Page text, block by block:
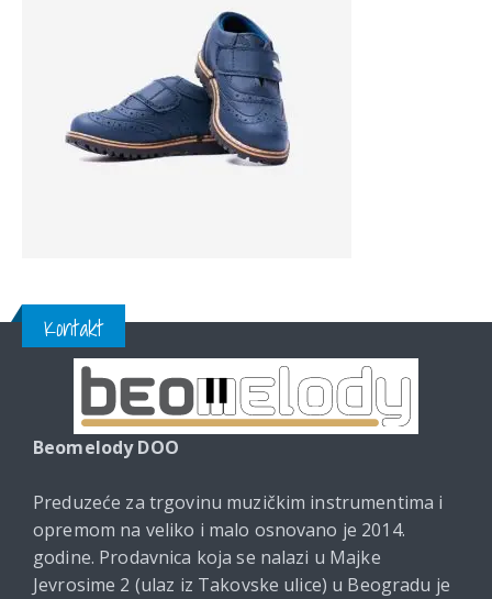
Kontakt
Beomelody DOO
Preduzeće za trgovinu muzičkim instrumentima i
opremom na veliko i malo osnovano je 2014.
godine. Prodavnica koja se nalazi u Majke
Jevrosime 2 (ulaz iz Takovske ulice) u Beogradu je